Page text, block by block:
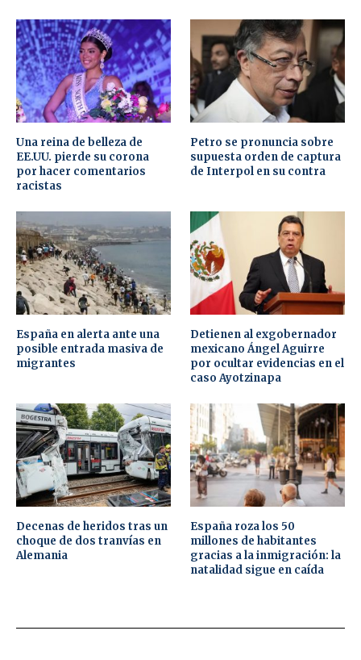
Una reina de belleza de
EE.UU. pierde su corona
por hacer comentarios
racistas
Petro se pronuncia sobre
supuesta orden de captura
de Interpol en su contra
España en alerta ante una
posible entrada masiva de
migrantes
Detienen al exgobernador
mexicano Ángel Aguirre
por ocultar evidencias en el
caso Ayotzinapa
Decenas de heridos tras un
choque de dos tranvías en
Alemania
España roza los 50
millones de habitantes
gracias a la inmigración: la
natalidad sigue en caída